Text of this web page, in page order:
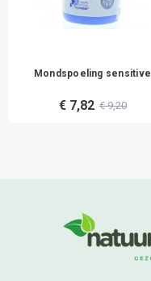
Mondspoeling sensitive
€ 7,82 € 9,20